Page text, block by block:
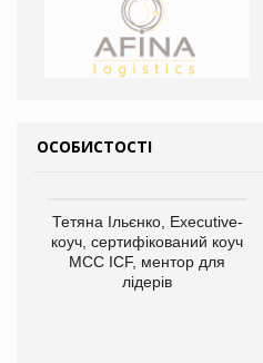
ОСОБИСТОСТІ
Тетяна Ільєнко, Executive-
коуч, сертифікований коуч
МСС ICF, ментор для
лідерів